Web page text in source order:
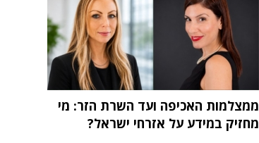
ממצלמות האכיפה ועד השרת הזר: מי
מחזיק במידע על אזרחי ישראל?